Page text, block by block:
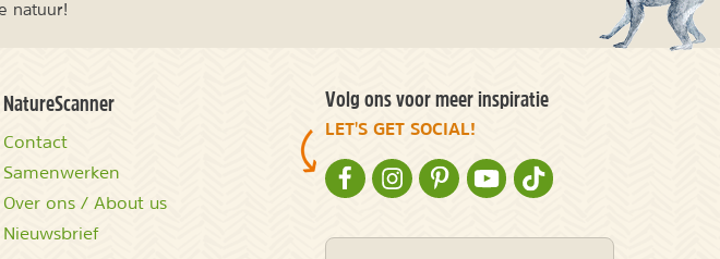
natuur!
NatureScanner
Contact
Samenwerken
Over ons / About us
Nieuwsbrief
Volg ons voor meer inspiratie
LET'S GET SOCIAL!
NATURESCANNER OP FACEBOOK
NATURESCANNER OP INSTAGRAM
NATURESCANNER OP PINTEREST
NATURESCANNER OP YOUTUBE
NATURESCANNER OP